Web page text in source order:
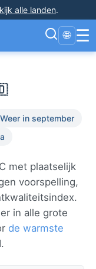
alle landen.
🌐 ☰
Weer in september
met plaatselijk
voorspelling,
in alle grote
de warmste